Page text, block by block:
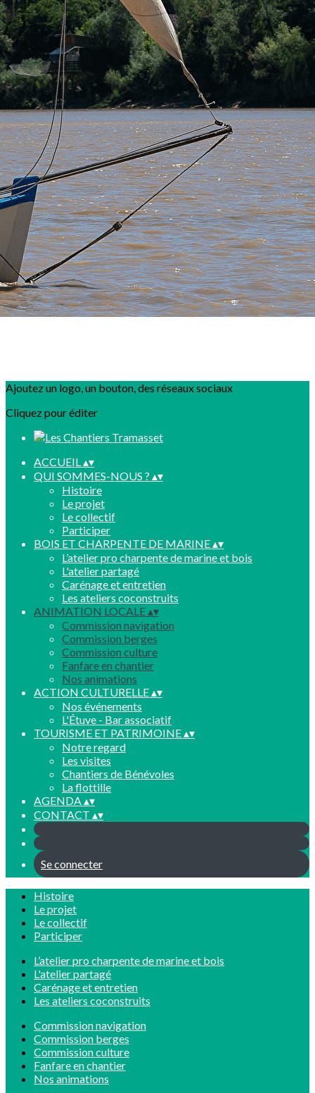
Exporter les lignes sélectionnées
Exporter toutes les colonnes
Exporter uniquement les colonnes affichées
Menu
<
>
Commission navigation
Commission berges
Commission culture
Fanfare en chantier
Nos animations
?>
Images de la page d'accueil
Cliquez pour éditer
Ajoutez un logo, un bouton, des réseaux sociaux
Cliquez pour éditer
ACCUEIL▴▾
QUI SOMMES-NOUS ? ▴▾
Histoire
Le projet
Le collectif
Participer
BOIS ET CHARPENTE DE MARINE▴▾
L’atelier pro charpente de marine et bois
L'atelier partagé
Carénage et entretien
Les ateliers coconstruits
ANIMATION LOCALE▴▾
Commission navigation
Commission berges
Commission culture
Fanfare en chantier
Nos animations
ACTION CULTURELLE▴▾
Nos événements
L'Étuve - Bar associatif
TOURISME ET PATRIMOINE▴▾
Notre regard
Les visites
Chantiers de Bénévoles
La flottille
AGENDA▴▾
CONTACT ▴▾
Se connecter
Histoire
Le projet
Le collectif
Participer
L’atelier pro charpente de marine et bois
L'atelier partagé
Carénage et entretien
Les ateliers coconstruits
Commission navigation
Commission berges
Commission culture
Fanfare en chantier
Nos animations